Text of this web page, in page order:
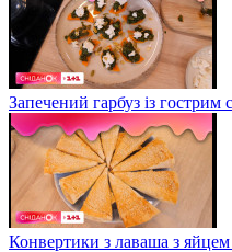
Запечений гарбуз із гострим
Конвертики з лаваша з